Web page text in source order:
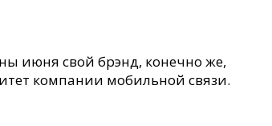
июня свой брэнд, конечно же,
компании мобильной связи.